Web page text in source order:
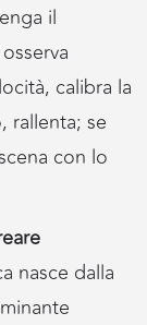
il
calibra la
rallenta; se
con lo
nasce dalla